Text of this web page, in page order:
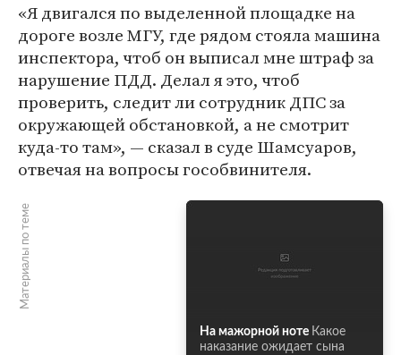
«Я двигался по выделенной площадке на
дороге возле МГУ, где рядом стояла машина
инспектора, чтоб он выписал мне штраф за
нарушение ПДД. Делал я это, чтоб
проверить, следит ли сотрудник ДПС за
окружающей обстановкой, а не смотрит
куда-то там», — сказал в суде Шамсуаров,
отвечая на вопросы гособвинителя.
Материалы по теме
На мажорной ноте Какое
наказание ожидает сына